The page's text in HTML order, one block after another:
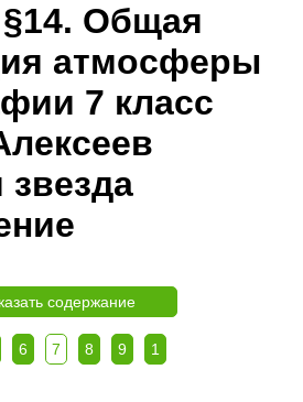
Общая
атмосферы
7 класс
содержание
6 7 8 9 1